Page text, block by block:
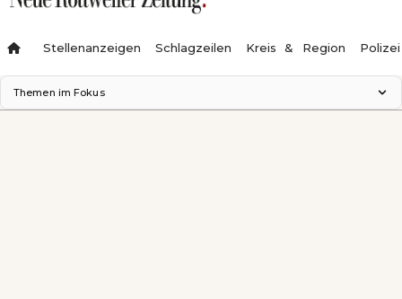
Stellenanzeigen Schlagzeilen Kreis & Region Polizei
Themen im Fokus